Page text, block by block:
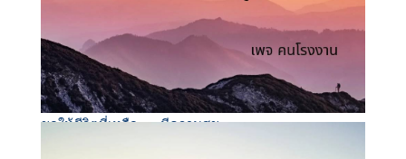
ขอให้ชีวิตที่เหลือ . . . มีความสุข..